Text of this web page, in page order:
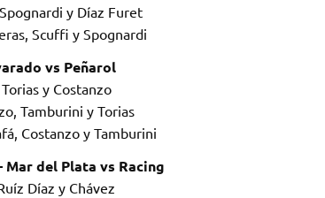
y Díaz Furet
Scuffi y Spognardi
vs Peñarol
y Costanzo
Tamburini y Torias
Costanzo y Tamburini
Mar del Plata vs Racing
Díaz y Chávez